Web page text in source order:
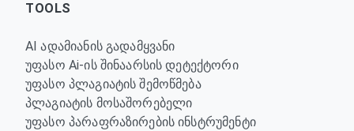
TOOLS
AI ადამიანის გადამყვანი
უფასო Ai-ის შინაარსის დეტექტორი
უფასო პლაგიატის შემოწმება
პლაგიატის მოსაშორებელი
უფასო პარაფრაზირების ინსტრუმენტი